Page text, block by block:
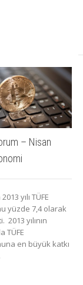
– Nisan
yılı TÜFE
yüzde 7,4 olarak
2013 yılının
TÜFE
en büyük katkı